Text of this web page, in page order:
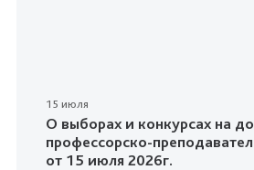
15 июля
О выборах и конкурсах на
профессорско-
от 15 июля 2026г.